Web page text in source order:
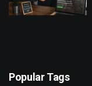
Popular Tags